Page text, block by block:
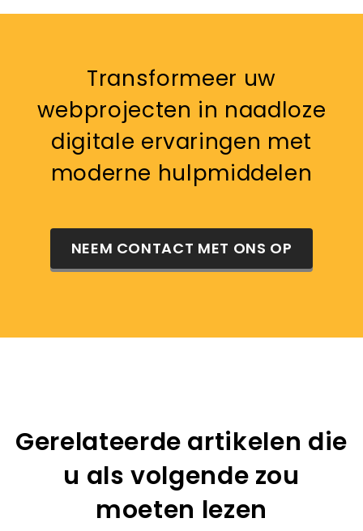
Transformeer uw
webprojecten in naadloze
digitale ervaringen met
moderne hulpmiddelen
NEEM CONTACT MET ONS OP
Gerelateerde artikelen die
u als volgende zou
moeten lezen